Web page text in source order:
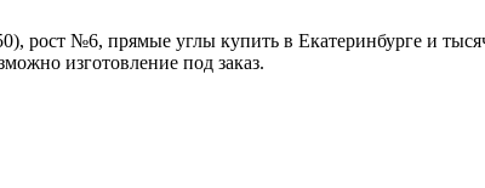
рост №6, прямые углы купить в Екатеринбурге и
изготовление под заказ.